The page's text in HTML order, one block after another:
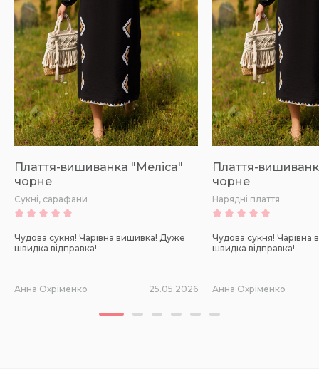
Плаття-вишиванка "Меліса"
чорне
Сукні, сарафани
Чудова сукня! Чарівна вишивка! Дуже
швидка відправка!
Анна Охріменко 25.05.2026
Плаття-
чорне
Нарядні плаття
Чудова сукня!
швидка відправка!
Анна Охріменко